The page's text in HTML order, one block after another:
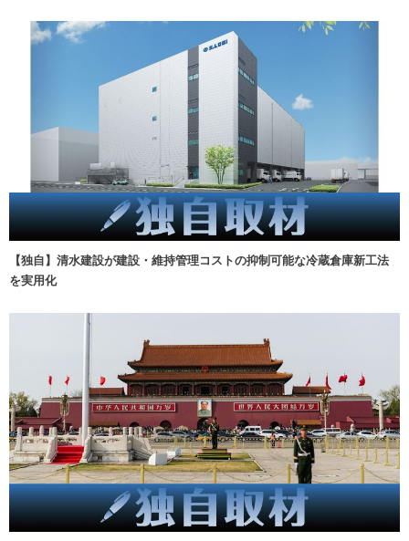
【独自】清水建設が建設・維持管理コストの抑制可能な冷蔵倉庫新工法
を実用化